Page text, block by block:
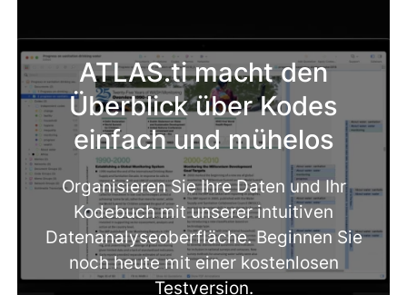
ATLAS.ti macht den
Überblick über Kodes
einfach und mühelos
Organisieren Sie Ihre Daten und Ihr
Kodebuch mit unserer intuitiven
Datenanalyseoberfläche. Beginnen Sie
noch heute mit einer kostenlosen
Testversion.